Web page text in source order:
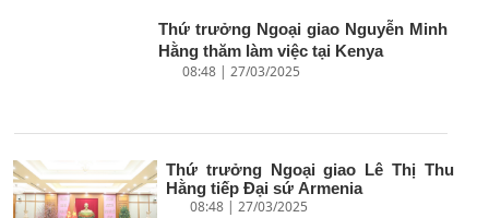
Thứ trưởng Ngoại giao Nguyễn Minh
Hằng thăm làm việc tại Kenya
08:48 | 27/03/2025
Thứ trưởng Ngoại giao Lê Thị Thu
Hằng tiếp Đại sứ Armenia
08:48 | 27/03/2025